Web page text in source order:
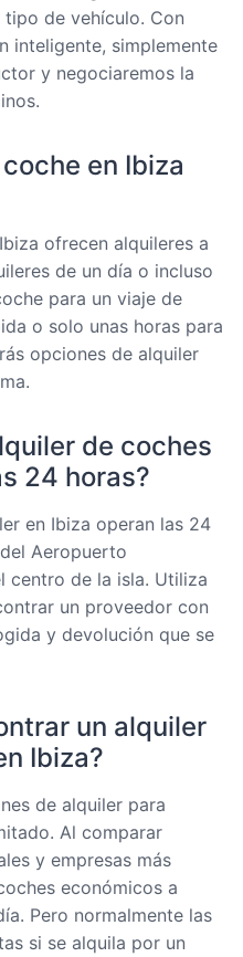
de vehículo. Con
inteligente, simplemente
y negociaremos la
en Ibiza
ofrecen alquileres a
de un día o incluso
para un viaje de
o solo unas horas para
opciones de alquiler
de coches
24 horas?
en Ibiza operan las 24
Aeropuerto
centro de la isla. Utiliza
un proveedor con
y devolución que se
un alquiler
Ibiza?
de alquiler para
Al comparar
y empresas más
económicos a
Pero normalmente las
si se alquila por un